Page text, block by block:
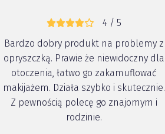
4 / 5
Bardzo dobry produkt na problemy z
opryszczką. Prawie że niewidoczny dla
otoczenia, łatwo go zakamuflować
makijażem. Działa szybko i skutecznie.
Z pewnością polecę go znajomym i
rodzinie.